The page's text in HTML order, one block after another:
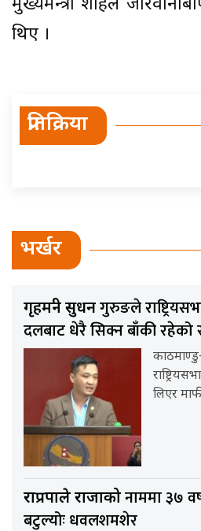
मुख्यमन्त्री शाहले
थिए ।
प्रतिक्रिया
भर्खर
गृहमन्त्री सुधनगुरुङले
दलबाट धेरै सिक्न बाँकी रहेको
लिएर
राप्रपाले राजाकोनाममा ३७
बटुल्योः धवलशमशेर